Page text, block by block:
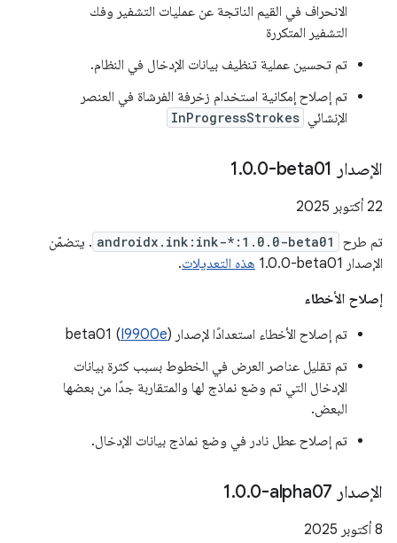
الانحراف في القيم الناتجة عن عمليات التشفير وفك
التشفير المتكررة
تم تحسين عملية تنظيف بيانات الإدخال في النظام.
تم إصلاح إمكانية استخدام زخرفة الفرشاة في العنصر
الإنشائي InProgressStrokes
الإصدار ‎1 .0.0-beta01
‫22 أكتوبر 2025
تم طرح
androidx.ink:ink-*:1.0.0-beta01 . يتضمّن
الإصدار ‎1.0.0-beta01
هذه التعديلات.
إصلاح الأخطاء
تم إصلاح الأخطاء استعدادًا لإصدار beta01 (
I9900e)
تم تقليل عناصر العرض في الخطوط بسبب كثرة بيانات
الإدخال التي تم وضع نماذج لها والمتقاربة جدًا من بعضها
البعض.
تم إصلاح عطل نادر في وضع نماذج بيانات الإدخال.
الإصدار ‎1 .0.0-alpha07
‫8 أكتوبر 2025